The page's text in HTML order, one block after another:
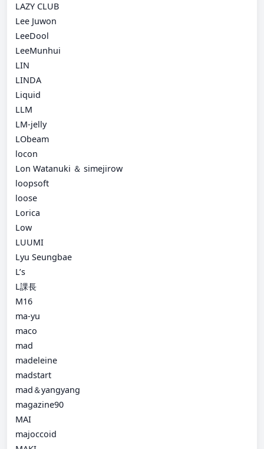
LAZY CLUB
Lee Juwon
LeeDool
LeeMunhui
LIN
LINDA
Liquid
LLM
LM-jelly
LObeam
locon
Lon Watanuki ＆ simejirow
loopsoft
loose
Lorica
Low
LUUMI
Lyu Seungbae
L’s
L課長
M16
ma-yu
maco
mad
madeleine
madstart
mad＆yangyang
magazine90
MAI
majoccoid